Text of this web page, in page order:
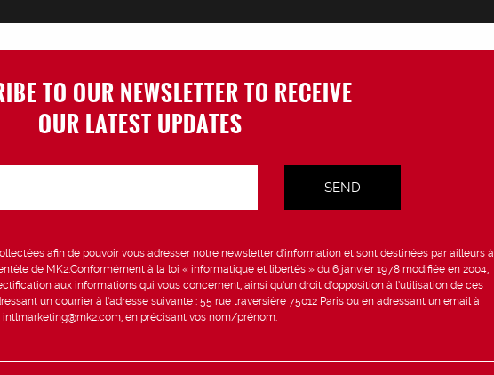
TO OUR NEWSLETTER TO RECEIVE
OUR LATEST UPDATES
afin de pouvoir vous adresser notre newsletter d’information et sont destinées par ailleurs à
de MK2.Conformément à la loi « informatique et libertés » du 6 janvier 1978 modifiée en 2004,
aux informations qui vous concernent, ainsi qu’un droit d’opposition à l’utilisation de ces
un courrier à l’adresse suivante : 55 rue traversière 75012 Paris ou en adressant un email à
intlmarketing@mk2.com, en précisant vos nom/prénom.